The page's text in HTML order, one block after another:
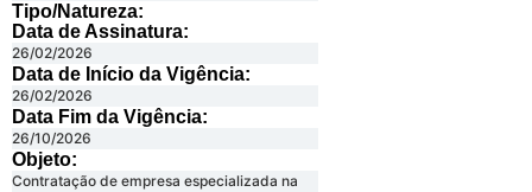
Tipo/Natureza:
Data de Assinatura:
26/02/2026
Data de Início da Vigência:
26/02/2026
Data Fim da Vigência:
26/10/2026
Objeto:
Contratação de empresa especializada na